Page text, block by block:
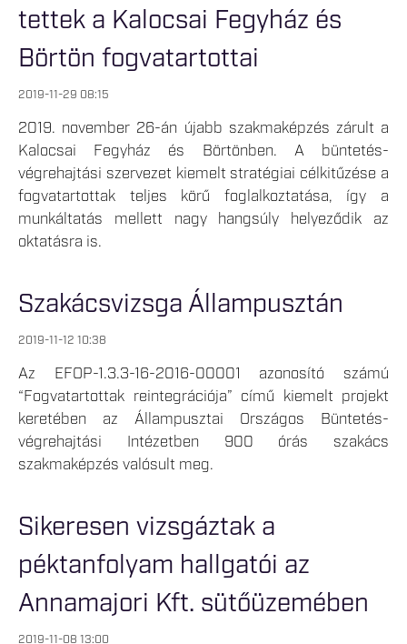
tettek a Kalocsai Fegyház és
Börtön fogvatartottai
2019-11-29 08:15
2019. november 26-án újabb szakmaképzés zárult a
Kalocsai Fegyház és Börtönben. A büntetés-
végrehajtási szervezet kiemelt stratégiai célkitűzése a
fogvatartottak teljes körű foglalkoztatása, így a
munkáltatás mellett nagy hangsúly helyeződik az
oktatásra is.
Szakácsvizsga Állampusztán
2019-11-12 10:38
Az EFOP-1.3.3-16-2016-00001 azonosító számú
“Fogvatartottak reintegrációja” című kiemelt projekt
keretében az Állampusztai Országos Büntetés-
végrehajtási Intézetben 900 órás szakács
szakmaképzés valósult meg.
Sikeresen vizsgáztak a
péktanfolyam hallgatói az
Annamajori Kft. sütőüzemében
2019-11-08 13:00